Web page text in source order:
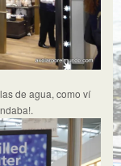
de agua, como ví